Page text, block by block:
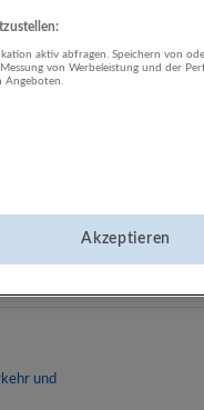
genders)
und
aktiv abfragen. Speichern von
von Werbeleistung und der
Angeboten.
Akzeptieren